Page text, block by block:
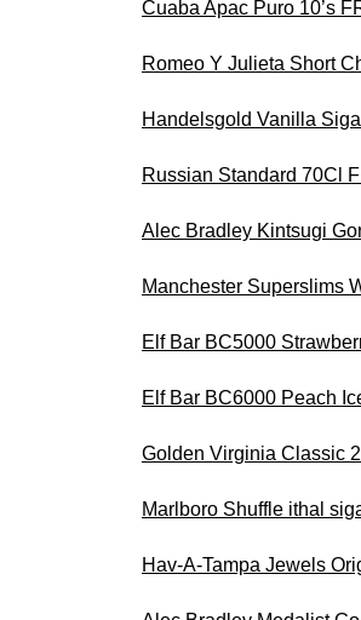
Cuaba Apac Puro 10’s
Romeo Y Julieta Short
Handelsgold Vanilla
Russian Standard 70Cl
Alec Bradley Kintsugi
Manchester Superslims
Elf Bar BC5000
Elf Bar BC6000 Peach
Golden Virginia Classic
Marlboro Shuffle ithal
Hav-A-Tampa Jewels